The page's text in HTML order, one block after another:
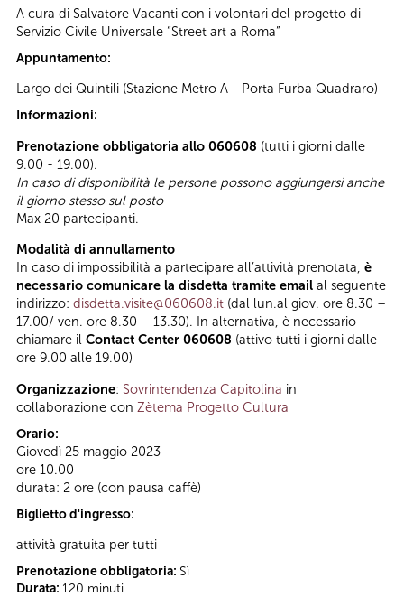
A cura di Salvatore Vacanti con i volontari del progetto di
Servizio Civile Universale “Street art a Roma”
Appuntamento:
Largo dei Quintili (Stazione Metro A - Porta Furba Quadraro)
Informazioni:
Prenotazione obbligatoria allo 060608 (tutti i giorni dalle
9.00 - 19.00).
In caso di disponibilità le persone possono aggiungersi anche
il giorno stesso sul posto
Max 20 partecipanti.
Modalità di annullamento
In caso di impossibilità a partecipare all’attività prenotata, è
necessario comunicare la disdetta tramite email al seguente
indirizzo: disdetta.visite@060608.it (dal lun.al giov. ore 8.30 –
17.00/ ven. ore 8.30 – 13.30). In alternativa, è necessario
chiamare il Contact Center 060608 (attivo tutti i giorni dalle
ore 9.00 alle 19.00)
Organizzazione: Sovrintendenza Capitolina in
collaborazione con Zètema Progetto Cultura
Orario:
Giovedì 25 maggio 2023
ore 10.00
durata: 2 ore (con pausa caffè)
Biglietto d'ingresso:
attività gratuita per tutti
Prenotazione obbligatoria: Sì
Durata: 120 minuti